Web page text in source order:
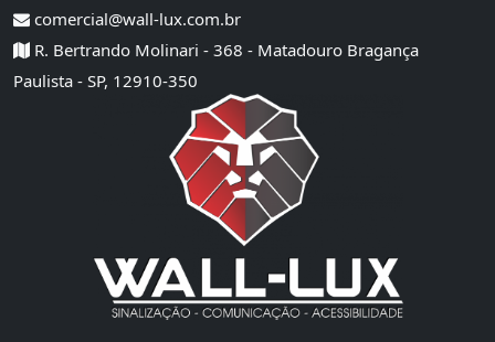
comercial@wall-lux.com.br
R. Bertrando Molinari - 368 - Matadouro Bragança
Paulista - SP, 12910-350